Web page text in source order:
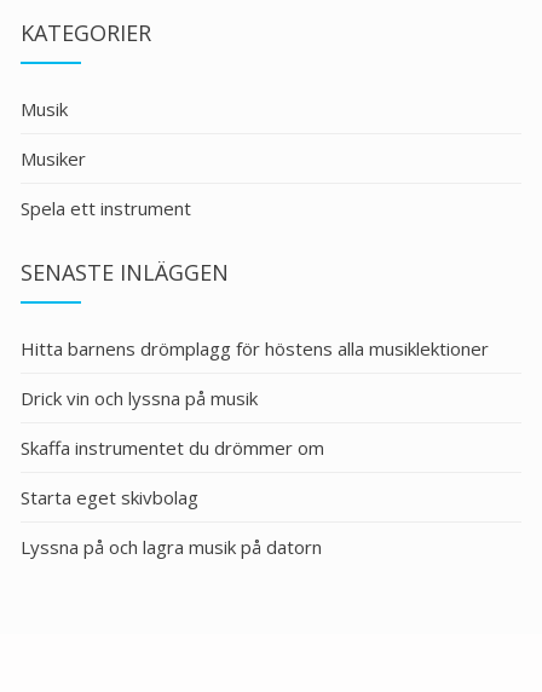
KATEGORIER
Musik
Musiker
Spela ett instrument
SENASTE INLÄGGEN
Hitta barnens drömplagg för höstens alla musiklektioner
Drick vin och lyssna på musik
Skaffa instrumentet du drömmer om
Starta eget skivbolag
Lyssna på och lagra musik på datorn